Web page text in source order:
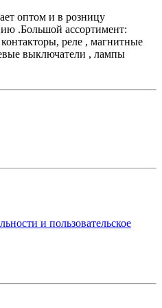
оптом и в розницу
.Большой ассортимент:
реле , магнитные
выключатели , лампы
и пользовательское